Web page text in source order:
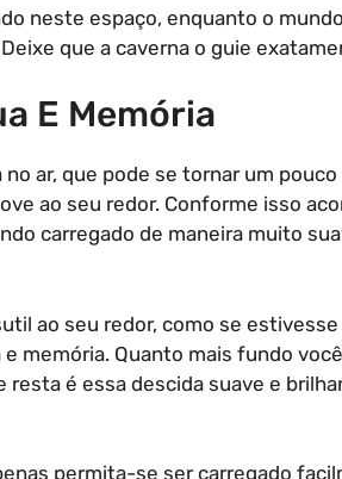
neste espaço, enquanto o
que a caverna o guie
E Memória
ar, que pode se tornar um
ao seu redor. Conforme isso
carregado de maneira muito
ao seu redor, como se
memória. Quanto mais fundo
é essa descida suave e
permita-se ser carregado